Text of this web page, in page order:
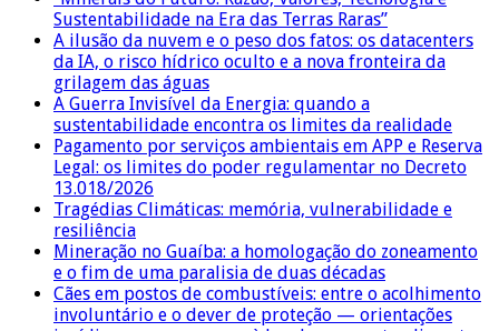
Sustentabilidade na Era das Terras Raras”
A ilusão da nuvem e o peso dos fatos: os datacenters
da IA, o risco hídrico oculto e a nova fronteira da
grilagem das águas
A Guerra Invisível da Energia: quando a
sustentabilidade encontra os limites da realidade
Pagamento por serviços ambientais em APP e Reserva
Legal: os limites do poder regulamentar no Decreto
13.018/2026
Tragédias Climáticas: memória, vulnerabilidade e
resiliência
Mineração no Guaíba: a homologação do zoneamento
e o fim de uma paralisia de duas décadas
Cães em postos de combustíveis: entre o acolhimento
involuntário e o dever de proteção — orientações